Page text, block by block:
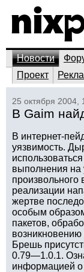
Новости
Проект
25 октября 2004,
В Gaim
В интернет-
уязвимость.
выполнения на
произвольного
реализации
жертве
особым
пакетов,
Брешь
0.79—1.0.1.
информацией